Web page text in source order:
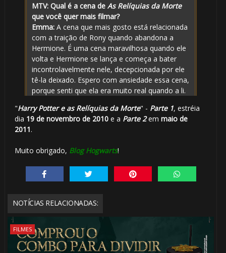
MTV: Qual é a cena de As Relíquiasda Morte
que você quer mais filmar?
Emma:A cena que mais gosto está relacionada
com a traição de Rony quando abandona a
Hermione. É uma cena maravilhosa quando ele
volta e Hermione se lança e começa a bater
incontrolavelmente nele, decepcionada por ele
tê-la deixado. Espero com ansiedade essa cena,
porque senti que ela era muito real quando a li.
"Harry Potter e as Relíquias da Morte" - Parte 1, estréia
dia 19 de novembro de 2010e a Parte 2em maio de
2011.
Muito obrigado, Blog Hogwarts!
NOTÍCIAS RELACIONADAS:
FILMES
⚡
🎈